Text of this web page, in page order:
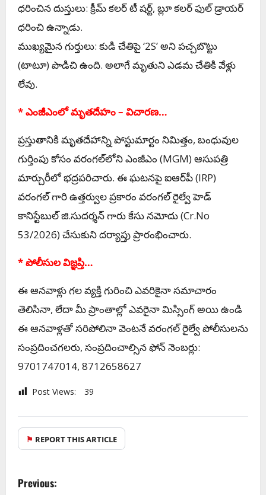
ధరించిన దుస్తులు: క్రీమ్ కలర్ టీ షర్ట్, బ్లూ కలర్ ఫుల్ డ్రాయర్
ధరించి ఉన్నాడు.
ముఖ్యమైన గుర్తులు: కుడి చేతిపై ‘2S’ అని పచ్చబొట్టు
(టాటూ) పొడిచి ఉంది. అలాగే మృతుని ఎడమ చేతికి వేళ్లు
లేవు.
* ఎంజీఎంలో మృతదేహం – విచారణ…
ప్రస్తుతానికి మృతదేహాన్ని పోస్టుమార్టం నిమిత్తం, బంధువుల
గుర్తింపు కోసం వరంగల్‌లోని ఎంజీఎం (MGM) ఆసుపత్రి
మార్చురీలో భద్రపరిచారు. ఈ ఘటనపై ఐఆర్‌పీ (IRP)
వరంగల్ గారి ఉత్తర్వుల ప్రకారం వరంగల్ రైల్వే హెడ్
కానిస్టేబుల్ జి.సుదర్శన్ గారు కేసు నమోదు (Cr.No
53/2026) చేసుకుని దర్యాప్తు ప్రారంభించారు.
* పోలీసుల విజ్ఞప్తి…
ఈ ఆనవాళ్లు గల వ్యక్తి గురించి ఎవరికైనా సమాచారం
తెలిసినా, లేదా మీ ప్రాంతాల్లో ఎవరైనా మిస్సింగ్ అయి ఉండి
ఈ ఆనవాళ్లతో సరిపోలినా వెంటనే వరంగల్ రైల్వే పోలీసులను
సంప్రదించగలరు, సంప్రదించాల్సిన ఫోన్ నెంబర్లు:
9701747014, 8712658627
Post Views: 39
⚑ REPORT THIS ARTICLE
Previous: